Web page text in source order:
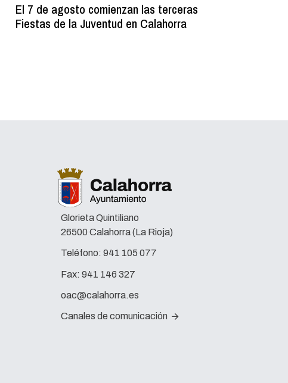
El 7 de agosto comienzan las terceras
Fiestas de la Juventud en Calahorra
Glorieta Quintiliano
26500 Calahorra (La Rioja)
Teléfono: 941 105 077
Fax: 941 146 327
oac@calahorra.es
Canales de comunicación